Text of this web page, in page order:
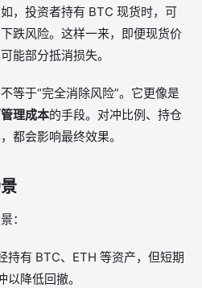
，投资者持有 BTC 现货时，可
跌风险。这样一来，即便现货价
能部分抵消损失。
等于“完全消除风险”。它更像是
理成本的手段。对冲比例、持仓
都会影响最终效果。
：
持有 BTC、ETH 等资产，但短期
降低回撤。